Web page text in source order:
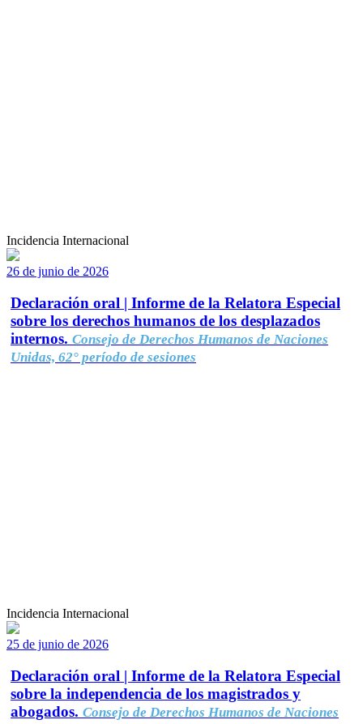
Incidencia Internacional
26 de junio de 2026
Declaración oral | Informe de la Relatora Especial
sobre los derechos humanos de los desplazados
internos. Consejo de Derechos Humanos de Naciones
Unidas, 62° período de sesiones
Incidencia Internacional
25 de junio de 2026
Declaración oral | Informe de la Relatora Especial
sobre la independencia de los magistrados y
abogados. Consejo de Derechos Humanos de Naciones